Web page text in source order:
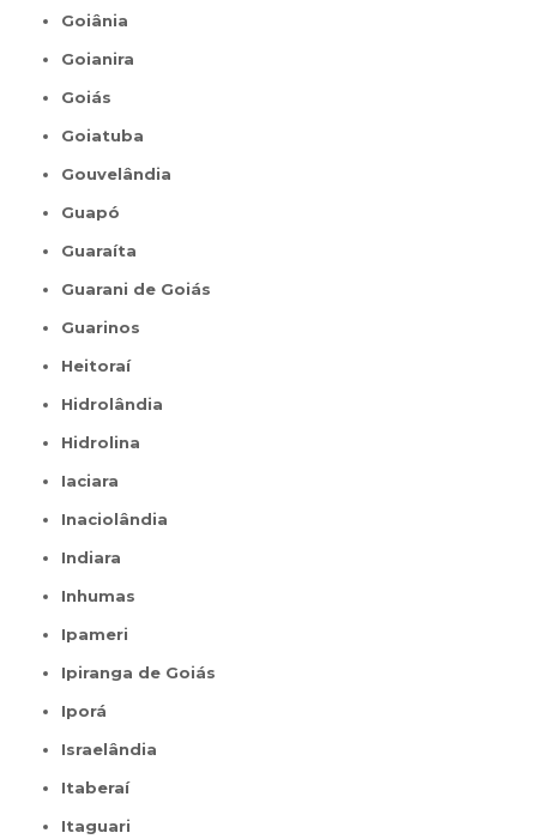
Goiânia
Goianira
Goiás
Goiatuba
Gouvelândia
Guapó
Guaraíta
Guarani de Goiás
Guarinos
Heitoraí
Hidrolândia
Hidrolina
Iaciara
Inaciolândia
Indiara
Inhumas
Ipameri
Ipiranga de Goiás
Iporá
Israelândia
Itaberaí
Itaguari